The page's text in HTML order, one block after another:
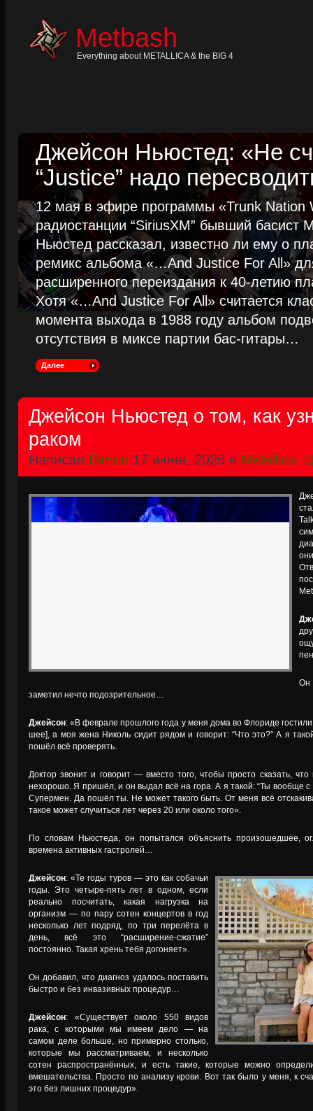
Metbash
Everything about METALLICA & the BIG 4
Джейсон Ньюстед: «Не
“Justice” надо
12 мая в эфире программы «Trunk Nation
радиостанции “SiriusXM” бывший басист
Ньюстед рассказал, известно ли ему о
ремикс альбома «…And Justice For All»
расширенного переиздания к 40-летию
Хотя «…And Justice For All» считается
момента выхода в 1988 году альбом
отсутствия в миксе партии бас-гитары…
Далее
Джейсон Ньюстед о том, как
раком
Написал Dimon 17 июня, 2026 в Metallica,
Он
заметил нечто подозрительное…
Джейсон: «В феврале прошлого года у меня дома во Флориде
шее], а моя жена Николь сидит рядом и говорит: “Что это?” А я
пошёл всё проверять.
Доктор звонит и говорит — вместо того, чтобы просто сказать,
нехорошо. Я пришёл, и он выдал всё на гора. А я такой: “Ты вообще с
Супермен. Да пошёл ты. Не может такого быть. От меня всё
такое может случиться лет через 20 или около того».
По словам Ньюстеда, он попытался объяснить произошедшее,
времена активных гастролей…
Джейсон: «Те годы туров — это как собачьи
годы. Это четыре-пять лет в одном, если
реально посчитать, какая нагрузка на
организм — по пару сотен концертов в год
несколько лет подряд, по три перелёта в
день, всё это “расширение-сжатие”
постоянно. Такая хрень тебя догоняет».
Он добавил, что диагноз удалось поставить
быстро и без инвазивных процедур…
Джейсон: «Существует около 550 видов
рака, с которыми мы имеем дело — на
самом деле больше, но примерно столько,
которые мы рассматриваем, и несколько
сотен распространённых, и есть такие, которые можно
вмешательства. Просто по анализу крови. Вот так было у меня, к
это без лишних процедур».